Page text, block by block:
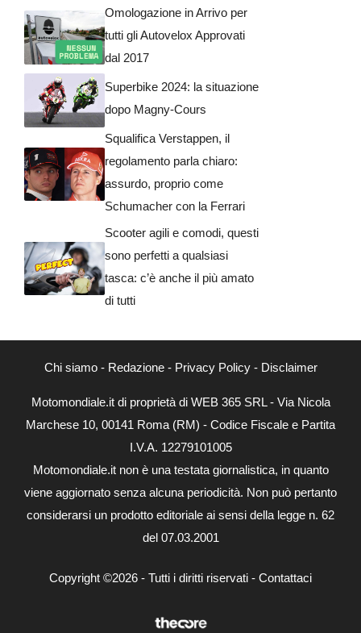
Omologazione in Arrivo per
tutti gli Autovelox Approvati
dal 2017
Superbike 2024: la situazione
dopo Magny-Cours
Squalifica Verstappen, il
regolamento parla chiaro:
assurdo, proprio come
Schumacher con la Ferrari
Scooter agili e comodi, questi
sono perfetti a qualsiasi
tasca: c’è anche il più amato
di tutti
Chi siamo- Redazione- Privacy Policy- Disclaimer
Motomondiale.it di proprietà di WEB 365 SRL - Via Nicola
Marchese 10, 00141 Roma (RM) - Codice Fiscale e Partita
I.V.A. 12279101005
Motomondiale.it non è una testata giornalistica, in quanto
viene aggiornato senza alcuna periodicità. Non può pertanto
considerarsi un prodotto editoriale ai sensi della legge n. 62
del 07.03.2001
Copyright ©2026 - Tutti i diritti riservati - Contattaci